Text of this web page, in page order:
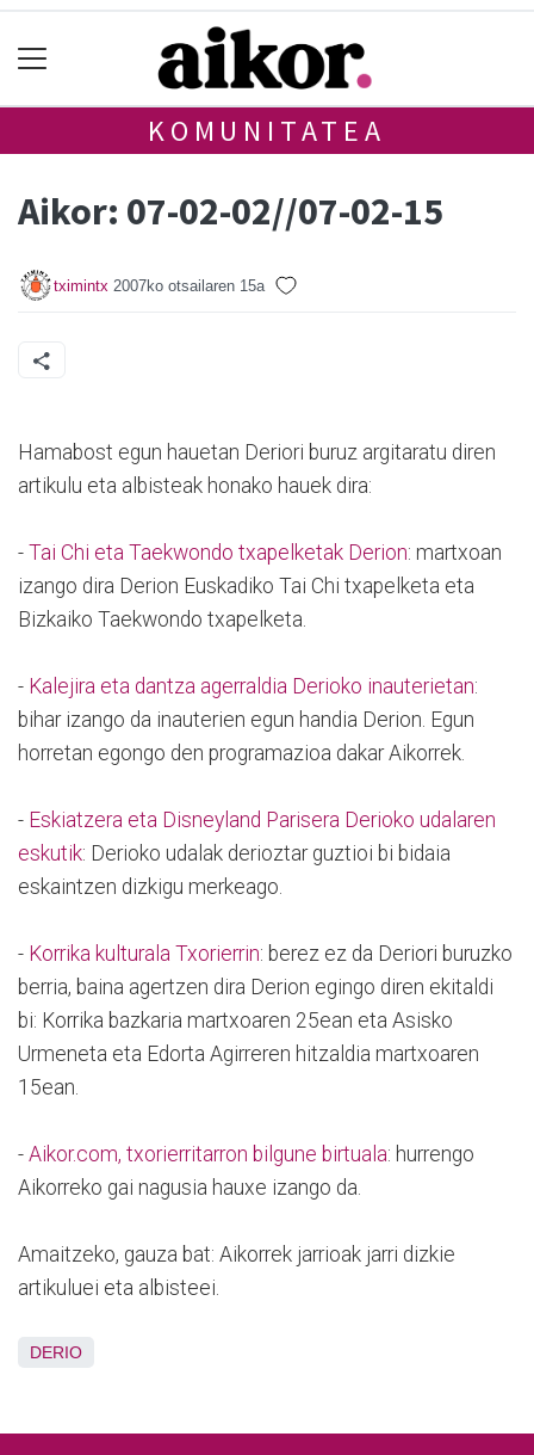
KOMUNITATEA
Aikor: 07-02-02//07-02-15
tximintx 2007ko otsailaren 15a
Hamabost egun hauetan Deriori buruz argitaratu diren
artikulu eta albisteak honako hauek dira:
- Tai Chi eta Taekwondo txapelketak Derion: martxoan
izango dira Derion Euskadiko Tai Chi txapelketa eta
Bizkaiko Taekwondo txapelketa.
- Kalejira eta dantza agerraldia Derioko inauterietan:
bihar izango da inauterien egun handia Derion. Egun
horretan egongo den programazioa dakar Aikorrek.
- Eskiatzera eta Disneyland Parisera Derioko udalaren
eskutik: Derioko udalak derioztar guztioi bi bidaia
eskaintzen dizkigu merkeago.
- Korrika kulturala Txorierrin: berez ez da Deriori buruzko
berria, baina agertzen dira Derion egingo diren ekitaldi
bi: Korrika bazkaria martxoaren 25ean eta Asisko
Urmeneta eta Edorta Agirreren hitzaldia martxoaren
15ean.
- Aikor.com, txorierritarron bilgune birtuala: hurrengo
Aikorreko gai nagusia hauxe izango da.
Amaitzeko, gauza bat: Aikorrek jarrioak jarri dizkie
artikuluei eta albisteei.
DERIO